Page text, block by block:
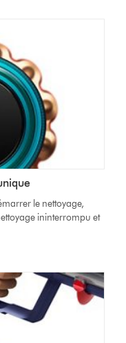
le nettoyage,
ininterrompu et